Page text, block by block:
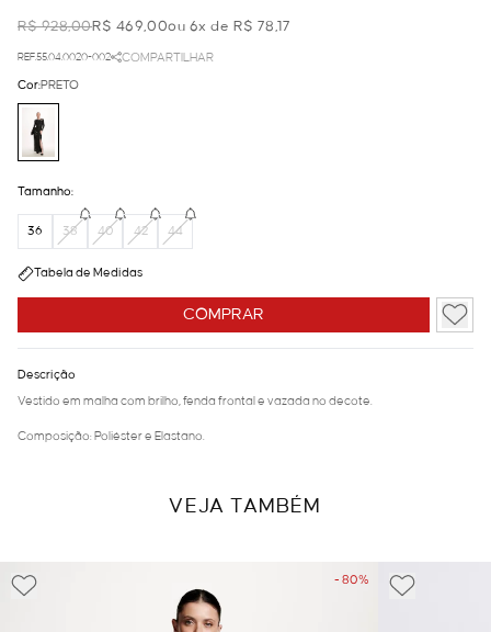
R$ 928,00R$ 469,00ou 6x de R$ 78,17
REF.55.04.0020-002 COMPARTILHAR
COMPRAR
Cor:PRETO
Tamanho:
36 38 40 42 44
Tabela de Medidas
Descrição
Vestido em malha com brilho, fenda frontal e vazada no decote.
Composição: Poliéster e Elastano.
VEJA TAMBÉM
- 80%